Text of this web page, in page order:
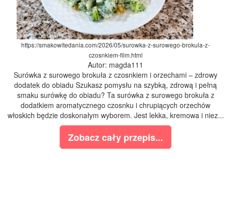
https://smakowitedania.com/2026/05/surowka-z-surowego-brokula-z-
czosnkiem-film.html
Autor: magda111
Surówka z surowego brokuła z czosnkiem i orzechami – zdrowy
dodatek do obiadu Szukasz pomysłu na szybką, zdrową i pełną
smaku surówkę do obiadu? Ta surówka z surowego brokuła z
dodatkiem aromatycznego czosnku i chrupiących orzechów
włoskich będzie doskonałym wyborem. Jest lekka, kremowa i niez...
Zobacz cały przepis...